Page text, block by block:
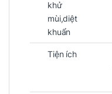
khử
mùi,diệt
khuẩn
Tiện ích